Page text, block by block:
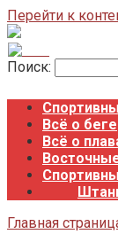
Перейти к
Поиск:
Всё о беге
Всё о
Главная